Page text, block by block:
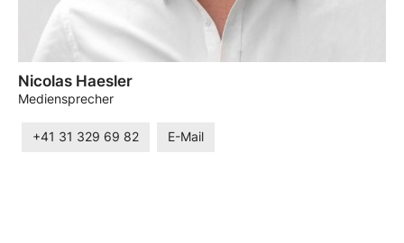
Nicolas Haesler
Mediensprecher
+41 31 329 69 82 E-Mail